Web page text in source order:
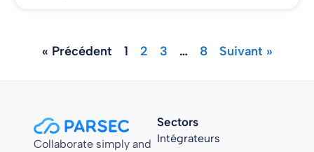
« Précédent 1 2 3 … 8 Suivant »
Collaborate simply and
Sectors
Intégrateurs